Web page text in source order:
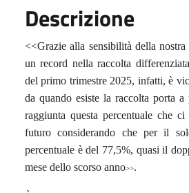
Descrizione
<<Grazie alla sensibilità della
un record nella raccolta
del primo trimestre 2025, infatti, è
da quando esiste la raccolta porta
raggiunta questa percentuale che
futuro considerando che per il
percentuale è del 77,5%, quasi il
mese dello scorso anno>>.